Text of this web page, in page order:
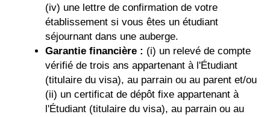
(iv) une lettre de confirmation de votre
établissement si vous êtes un étudiant
séjournant dans une auberge.
Garantie financière : (i) un relevé de compte
vérifié de trois ans appartenant à l'Étudiant
(titulaire du visa), au parrain ou au parent et/ou
(ii) un certificat de dépôt fixe appartenant à
l'Étudiant (titulaire du visa), au parrain ou au